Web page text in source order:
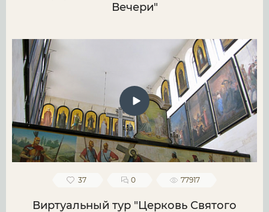
Вечери"
37 0 77917
Виртуальный тур "Церковь Святого